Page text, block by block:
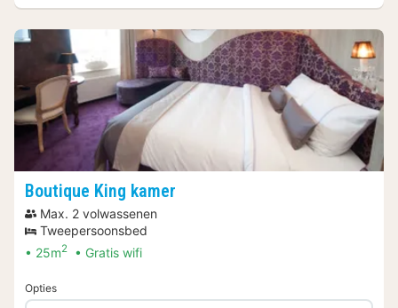
Boutique King kamer
Max. 2 volwassenen
Tweepersoonsbed
25m2 Gratis wifi
Opties